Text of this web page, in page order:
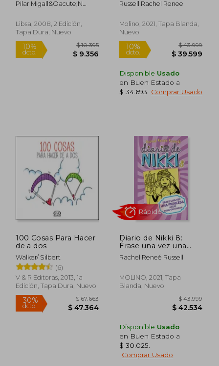
10% $ 22.000 50%
dcto.
Iniciación Sexual)
Pilar Migall&Oacute;N
Botella; Caterina Marassi
Candia; Jos&Eacute; R.
D&Iacute;Az Morfa
Libsa, 2008, 2 Edición,
Tapa Dura, Nuevo
Russell Rachel Renee
Molino, 2021, Tapa Blanda,
Nuevo
Disponible Usado
en Buen Estado a
$ 34.693
Comprar Usado
100 Cosas Para Hacer
de a dos
Walker/ Silbert
(6)
V & R Editoras, 2013, 1a
Edición, Tapa Dura, Nuevo
Diario de Nikki 8:
Érase una vez una
princesa algo
desafortunada
Rachel Reneé Russell
MOLINO, 2021, Tapa
Blanda, Nuevo
Disponible Usado
en Buen Estado a
$ 30.025
Comprar Usado